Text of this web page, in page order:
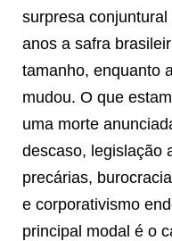
surpresa
anos a safra
tamanho, enquanto
mudou. O que
uma morte
descaso, legislação
precárias,
e corporativismo
principal modal é o